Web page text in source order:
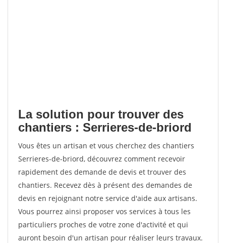
La solution pour trouver des
chantiers : Serrieres-de-briord
Vous êtes un artisan et vous cherchez des chantiers
Serrieres-de-briord, découvrez comment recevoir
rapidement des demande de devis et trouver des
chantiers. Recevez dès à présent des demandes de
devis en rejoignant notre service d'aide aux artisans.
Vous pourrez ainsi proposer vos services à tous les
particuliers proches de votre zone d'activité et qui
auront besoin d'un artisan pour réaliser leurs travaux.